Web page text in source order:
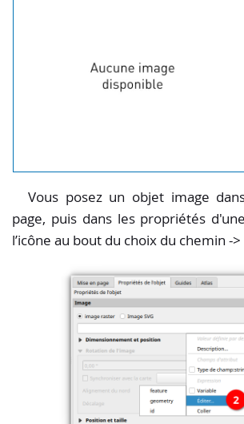
Vous posez un objet image
page, puis dans les propriétés
l’icône au bout du choix du chemin -